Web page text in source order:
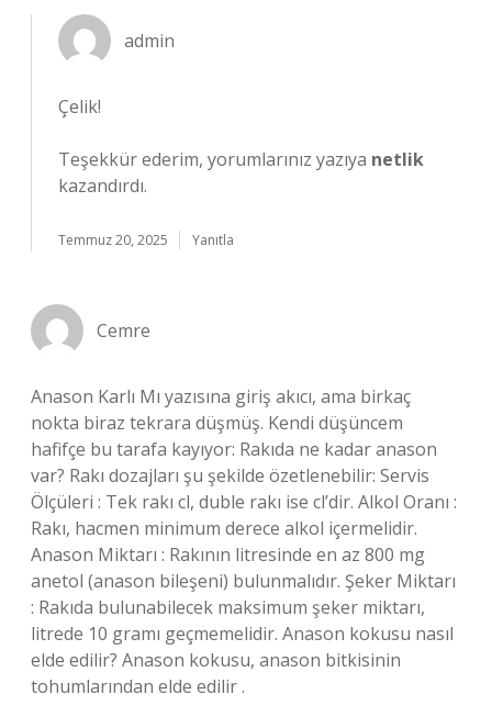
admin
Çelik!
Teşekkür ederim, yorumlarınız yazıya netlik
kazandırdı.
Temmuz 20, 2025 Yanıtla
Cemre
Anason Karlı Mı yazısına giriş akıcı, ama birkaç
nokta biraz tekrara düşmüş. Kendi düşüncem
hafifçe bu tarafa kayıyor: Rakıda ne kadar anason
var? Rakı dozajları şu şekilde özetlenebilir: Servis
Ölçüleri : Tek rakı cl, duble rakı ise cl’dir. Alkol Oranı :
Rakı, hacmen minimum derece alkol içermelidir.
Anason Miktarı : Rakının litresinde en az 800 mg
anetol (anason bileşeni) bulunmalıdır. Şeker Miktarı
: Rakıda bulunabilecek maksimum şeker miktarı,
litrede 10 gramı geçmemelidir. Anason kokusu nasıl
elde edilir? Anason kokusu, anason bitkisinin
tohumlarından elde edilir .